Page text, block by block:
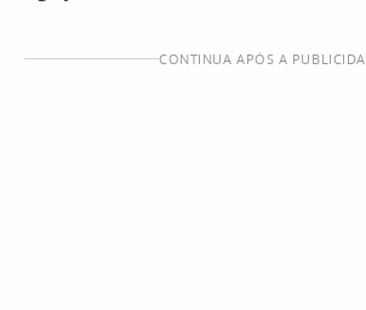
CONTINUA APÓS A